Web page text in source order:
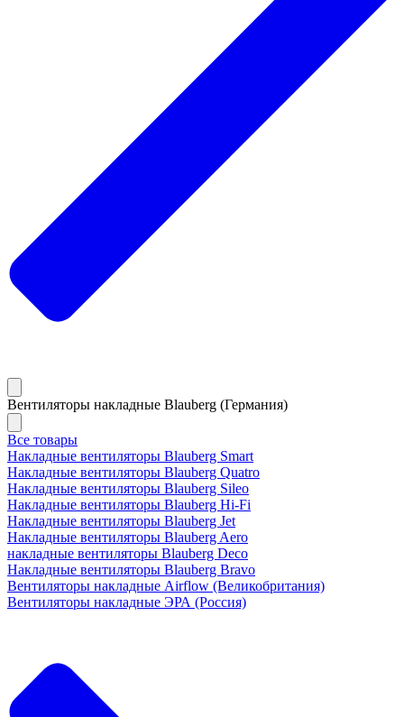
Вентиляторы накладные Blauberg (Германия)
Все товары
Накладные вентиляторы Blauberg Smart
Накладные вентиляторы Blauberg Quatro
Накладные вентиляторы Blauberg Sileo
Накладные вентиляторы Blauberg Hi-Fi
Накладные вентиляторы Blauberg Jet
Накладные вентиляторы Blauberg Aero
накладные вентиляторы Blauberg Deco
Накладные вентиляторы Blauberg Bravo
Вентиляторы накладные Airflow (Великобритания)
Вентиляторы накладные ЭРА (Россия)